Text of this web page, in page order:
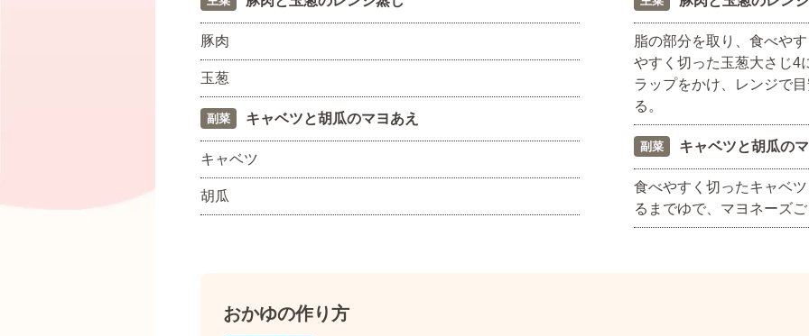
豚肉
玉葱
副菜 キャベツと胡瓜のマヨあえ
キャベツ
胡瓜
脂の部分を取り、食べや
やすく切った玉葱大さじ4
ラップをかけ、レンジで
る。
副菜 キャベツと胡瓜の
食べやすく切ったキャベ
るまでゆで、マヨネーズ
おかゆの作り方